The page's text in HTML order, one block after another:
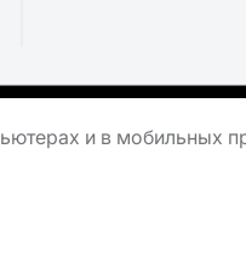
и в мобильных